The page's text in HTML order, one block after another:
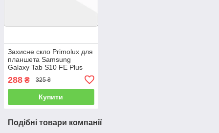
Захисне скло Primolux для
планшета Samsung
Galaxy Tab S10 FE Plus
X626)
288 ₴ 325 ₴
Купити
Подібні товари компанії